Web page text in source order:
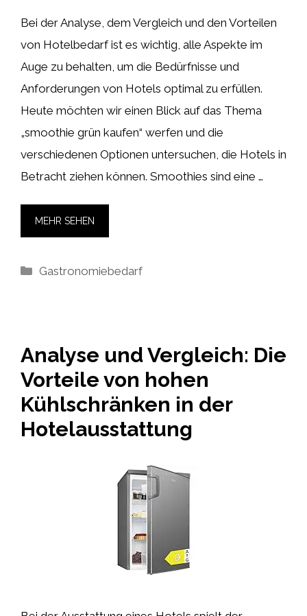
Bei der Analyse, dem Vergleich und den Vorteilen
von Hotelbedarf ist es wichtig, alle Aspekte im
Auge zu behalten, um die Bedürfnisse und
Anforderungen von Hotels optimal zu erfüllen.
Heute möchten wir einen Blick auf das Thema
„smoothie grün kaufen“ werfen und die
verschiedenen Optionen untersuchen, die Hotels in
Betracht ziehen können. Smoothies sind eine …
MEHR SEHEN
Kategorien
Gastronomiebedarf
Analyse und Vergleich: Die
Vorteile von hohen
Kühlschränken in der
Hotelausstattung